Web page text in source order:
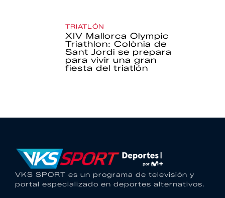
TRIATLÓN
XIV Mallorca Olympic
Triathlon: Colònia de
Sant Jordi se prepara
para vivir una gran
fiesta del triatlón
VKS SPORT es un programa de televisión y
portal especializado en deportes alternativos.